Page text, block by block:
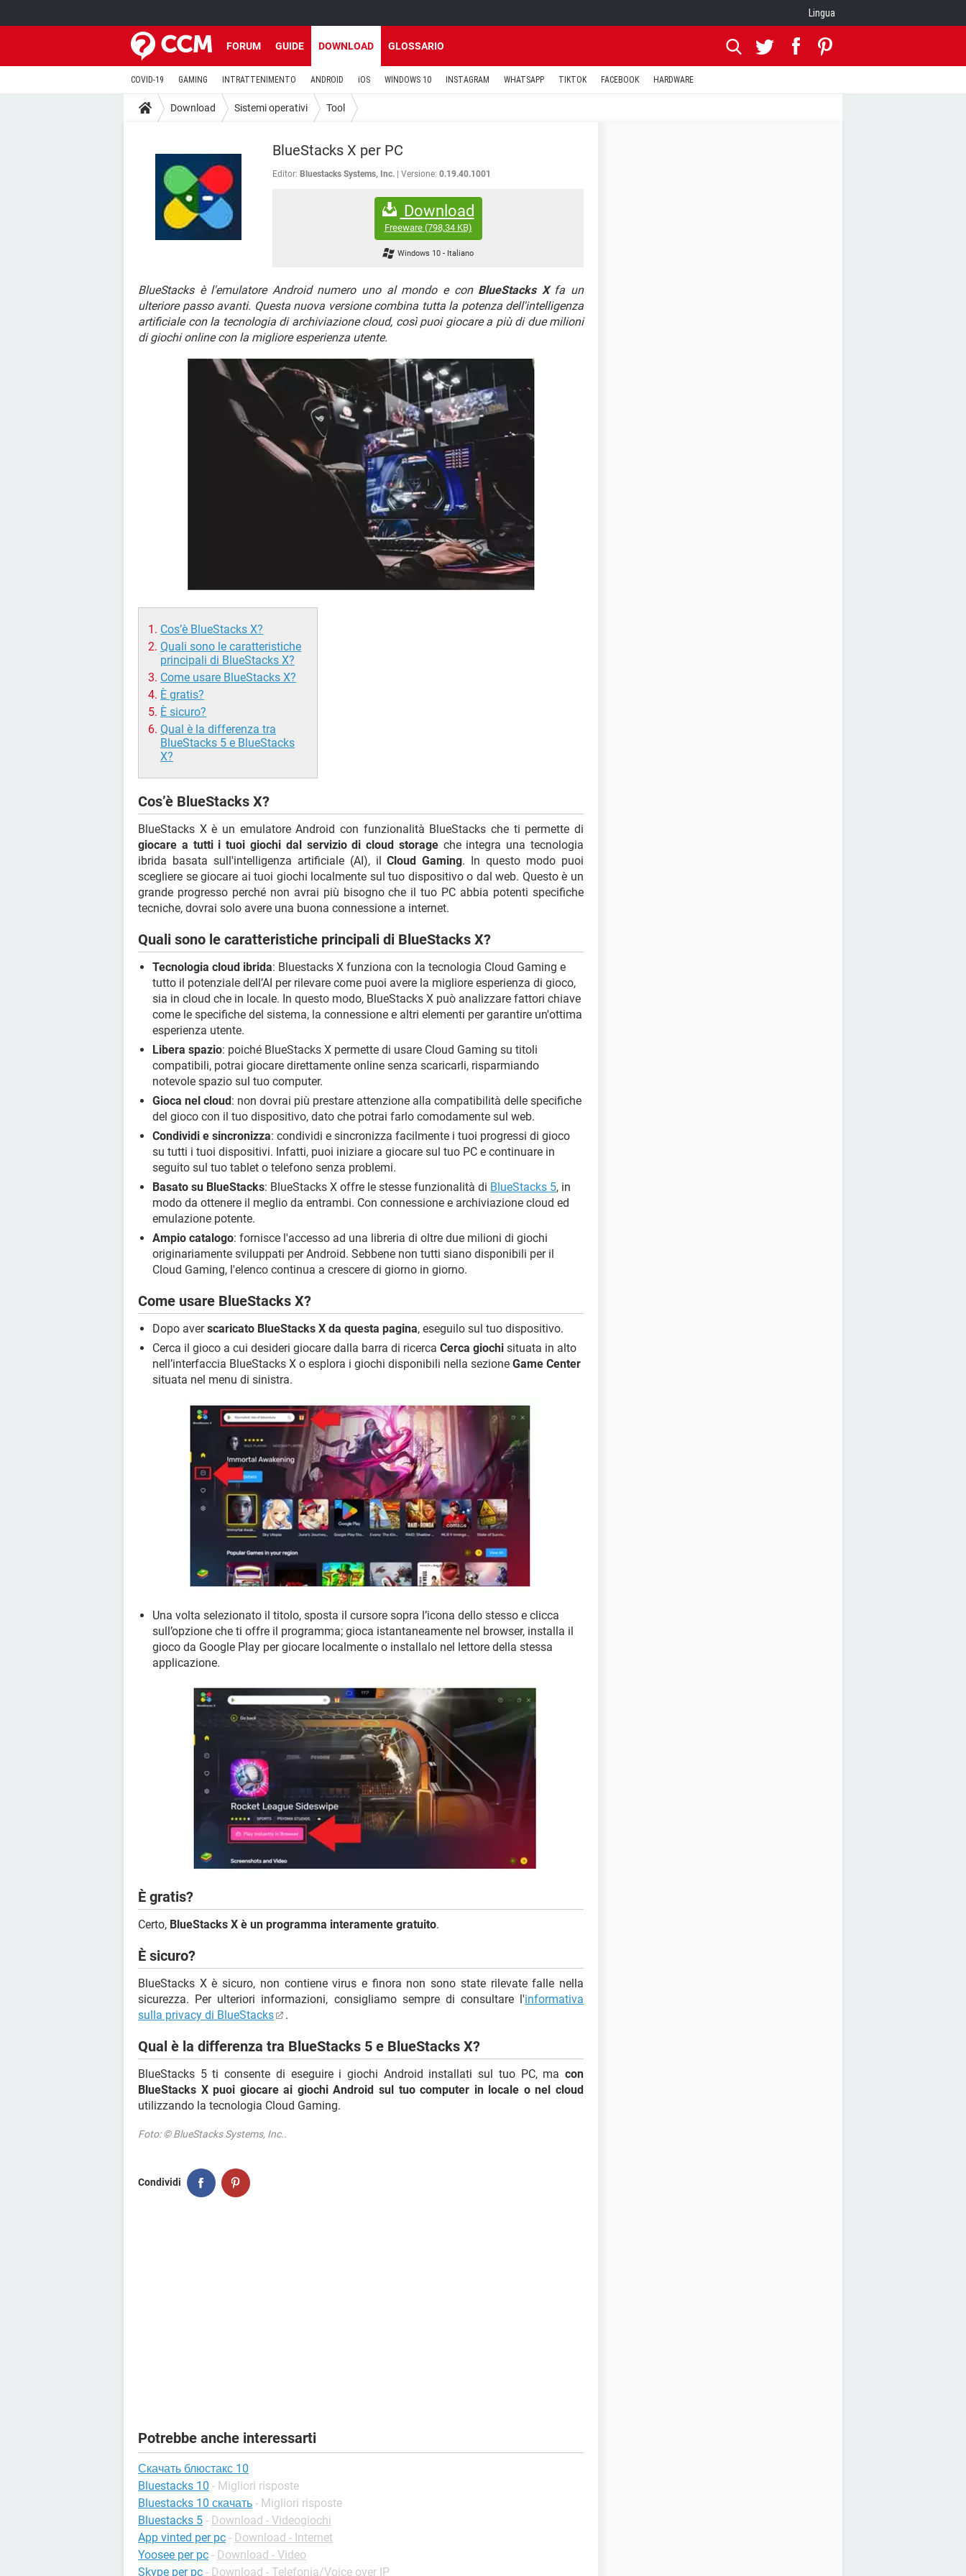
Lingua
FORUM GUIDE DOWNLOAD GLOSSARIO
COVID-19 GAMING INTRATTENIMENTO ANDROID iOS WINDOWS 10 INSTAGRAM WHATSAPP TIKTOK FACEBOOK HARDWARE
Download Sistemi operativi Tool
BlueStacks X per PC
Editor: Bluestacks Systems, Inc. Versione: 0.19.40.1001
Download
Freeware(798,34 KB)
Windows 10 - Italiano
BlueStacks è l'emulatore Android numero uno al mondo e con BlueStacks Xfa un
ulteriore passo avanti. Questa nuova versione combina tutta la potenza dell'intelligenza
artificiale con la tecnologia di archiviazione cloud, così puoi giocare a più di due milioni
di giochi online con la migliore esperienza utente.
Cos’è BlueStacks X?
Quali sono le caratteristiche
principali di BlueStacks X?
Come usare BlueStacks X?
È gratis?
È sicuro?
Qual è la differenza tra
BlueStacks 5 e BlueStacks
X?
Cos’è BlueStacks X?
BlueStacks X è un emulatore Android con funzionalità BlueStacks che ti permette di
giocare a tutti i tuoi giochi dal servizio di cloud storageche integra una tecnologia
ibrida basata sull'intelligenza artificiale (AI), ilCloud Gaming. In questo modo puoi
scegliere se giocare ai tuoi giochi localmente sul tuo dispositivo o dal web. Questo è un
grande progresso perché non avrai più bisogno che il tuo PC abbia potenti specifiche
tecniche, dovrai solo avere una buona connessione a internet.
Quali sono le caratteristiche principali di BlueStacks X?
Tecnologia cloud ibrida: Bluestacks X funziona con la tecnologia Cloud Gaming e
tutto il potenziale dell’AI per rilevare come puoi avere la migliore esperienza di gioco,
sia in cloud che in locale. In questo modo, BlueStacks X può analizzare fattori chiave
come le specifiche del sistema, la connessione e altri elementi per garantire un'ottima
esperienza utente.
Libera spazio: poiché BlueStacks X permette di usare Cloud Gaming su titoli
compatibili, potrai giocare direttamente online senza scaricarli, risparmiando
notevole spazio sul tuo computer.
Gioca nel cloud : non dovrai più prestare attenzione alla compatibilità delle specifiche
del gioco con il tuo dispositivo, dato che potrai farlo comodamente sul web.
Condividi e sincronizza: condividi e sincronizza facilmente i tuoi progressi di gioco
su tutti i tuoi dispositivi. Infatti, puoi iniziare a giocare sul tuo PC e continuare in
seguito sul tuo tablet o telefono senza problemi.
Basato su BlueStacks: BlueStacks X offre le stesse funzionalità di BlueStacks 5, in
modo da ottenere il meglio da entrambi. Con connessione e archiviazione cloud ed
emulazione potente.
Ampio catalogo: fornisce l'accesso ad una libreria di oltre due milioni di giochi
originariamente sviluppati per Android. Sebbene non tutti siano disponibili per il
Cloud Gaming, l'elenco continua a crescere di giorno in giorno.
Come usare BlueStacks X?
Dopo averscaricato BlueStacks X da questa pagina, eseguilo sul tuo dispositivo.
Cerca il gioco a cui desideri giocare dalla barra di ricerca Cerca giochi situata in alto
nell’interfaccia BlueStacks X o esplora i giochi disponibili nella sezione Game Center
situata nel menu di sinistra.
Una volta selezionato il titolo, sposta il cursore sopra l’icona dello stesso e clicca
sull’opzione che ti offre il programma; gioca istantaneamente nel browser, installa il
gioco da Google Play per giocare localmente o installalo nel lettore della stessa
applicazione.
È gratis?
Certo, BlueStacks X è un programma interamente gratuito.
È sicuro?
BlueStacks X è sicuro, non contiene virus e finora non sono state rilevate falle nella
sicurezza. Per ulteriori informazioni, consigliamo sempre di consultare l'informativa
sulla privacy di BlueStacks
.
Qual è la differenza tra BlueStacks 5 e BlueStacks X?
BlueStacks 5 ti consente di eseguire i giochi Android installati sul tuo PC, ma con
BlueStacks X puoi giocare ai giochi Android sul tuo computer in locale o nel cloud
utilizzando la tecnologia Cloud Gaming.
Foto: © BlueStacks Systems, Inc..
Condividi
Potrebbe anche interessarti
Скачать блюстакс 10
Bluestacks 10 - Migliori risposte
Bluestacks 10 скачать - Migliori risposte
Bluestacks 5 - Download - Videogiochi
App vinted per pc - Download - Internet
Yoosee per pc - Download - Video
Skype per pc - Download - Telefonia/Voice over IP